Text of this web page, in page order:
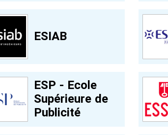
ESIAB
ESP - Ecole
Supérieure de
Publicité